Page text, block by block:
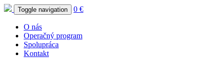
Toggle navigation 0 €
O nás
Operačný program
Spolupráca
Kontakt